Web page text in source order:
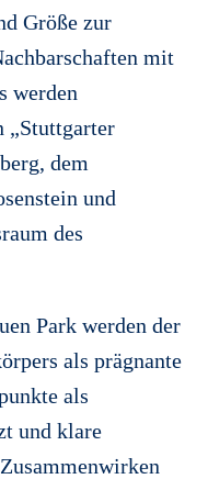
Größe zur
mit
werden
„Stuttgarter
dem
und
des
Park werden der
als prägnante
als
und klare